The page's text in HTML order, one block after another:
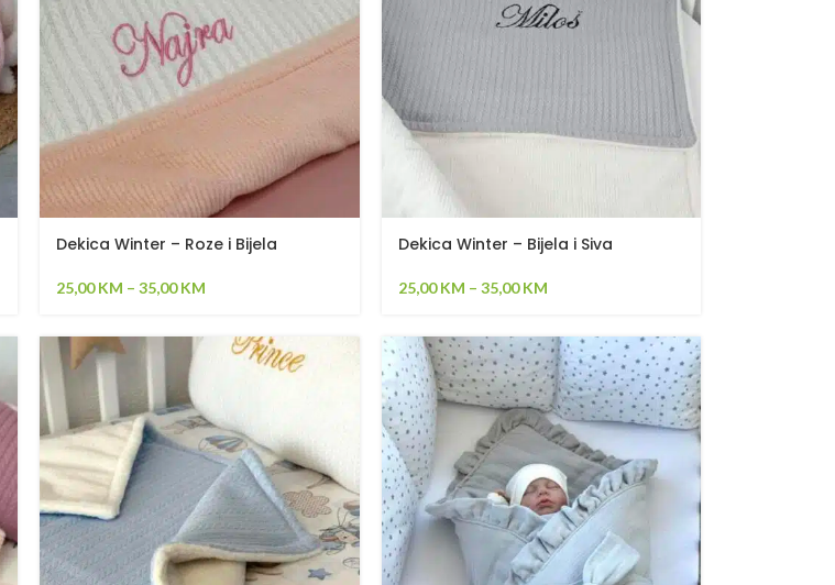
Dekica Winter – Roze i Bijela
25,00KM – 35,00KM
Dekica Winter – Bijela i Siva
25,00KM – 35,00KM